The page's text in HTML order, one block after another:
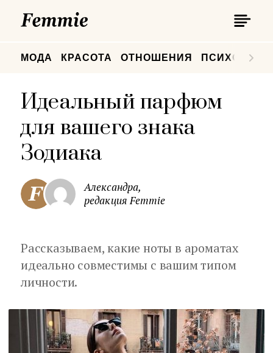
МОДА КРАСОТА ОТНОШЕНИЯ
Идеальный парфюм
для вашего знака
Зодиака
Александра,
редакция Femmie
Рассказываем, какие ноты в ароматах
идеально совместимы с вашим типом
личности.